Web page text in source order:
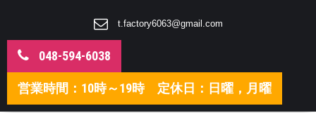
t.factory6063@gmail.com
048-594-6038
営業時間：10時～19時 定休日：日曜，月曜